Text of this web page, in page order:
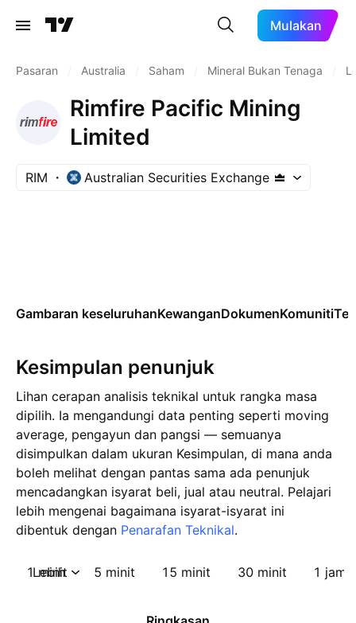
Mulakan
Pasaran Australia Saham Mineral Bukan Tenaga
Rimfire Pacific Mining
Limited
RIM Australian Securities Exchange
Gambaran keseluruhanKewanganDokumenKomuniti
Kesimpulan penunjuk
Lihan cerapan analisis teknikal untuk rangka masa
dipilih. Ia mengandungi data penting seperti moving
average, pengayun dan pangsi — semuanya
disimpulkan dalam ukuran Kesimpulan, di mana anda
boleh melihat dengan pantas sama ada penunjuk
mencadangkan isyarat beli, jual atau neutral. Pelajari
lebih mengenai bagaimana isyarat-isyarat ini
dibentuk dengan Penarafan Teknikal.
1 minit 5 minit 15 minit 30 minit 1 jam
Lebih